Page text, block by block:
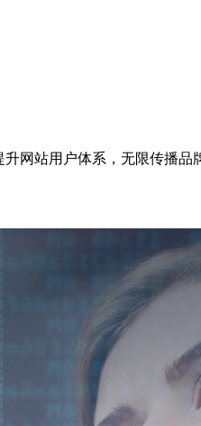
网站用户体系，无限传播品